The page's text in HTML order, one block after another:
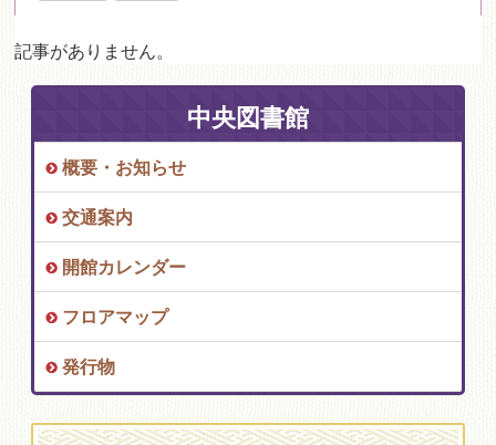
記事がありません。
中央図書館
概要・お知らせ
交通案内
開館カレンダー
フロアマップ
発行物